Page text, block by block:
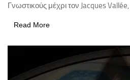
Γνωστικούς μέχρι τον Jacques
Read More